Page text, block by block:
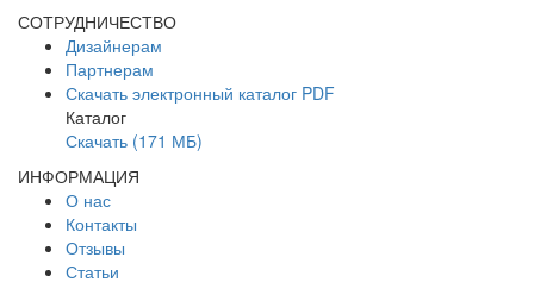
СОТРУДНИЧЕСТВО
Дизайнерам
Партнерам
Скачать электронный каталог PDF
Каталог
Скачать (171 МБ)
ИНФОРМАЦИЯ
О нас
Контакты
Отзывы
Статьи